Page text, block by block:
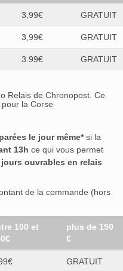
3,99€ GRATUIT
3,99€ GRATUIT
3.99€ GRATUIT
Relais de Chronopost. Ce
la Corse
le jour même*si la
13h ce qui vous permet
ouvrables en relais
de la commande (hors
100 et
plus de 150
€
GRATUIT